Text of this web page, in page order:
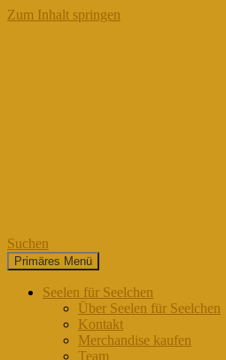
Zum Inhalt springen
Seelen für Seelchen
Suchen
Primäres Menü
Seelen für Seelchen
Über Seelen für Seelchen
Kontakt
Merchandise kaufen
Team